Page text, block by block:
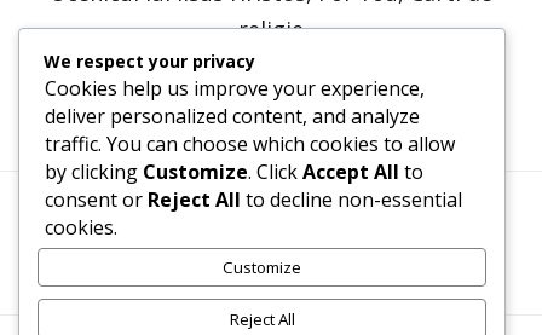
religie
35,94lei
Termeni, Condiții & Protecția Datelor (GDPR)
We respect your privacy
Cookies help us improve your experience,
deliver personalized content, and analyze
traffic. You can choose which cookies to allow
by clicking Customize. ClickAccept All to
consent or Reject All to decline non-essential
cookies.
Customize
Reject All